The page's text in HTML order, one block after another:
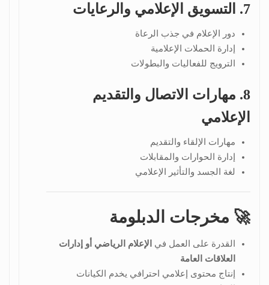
7. التسويق الإعلامي والرعايات
دور الإعلام في جذب الرعاة
إدارة الحملات الإعلامية
الترويج للفعاليات والبطولات
8. مهارات الاتصال والتقديم
الإعلامي
مهارات الإلقاء والتقديم
إدارة الحوارات والمقابلات
لغة الجسد والتأثير الإعلامي
🚀 مخرجات الدبلومة
القدرة على العمل في
الإعلام الرياضي أو إدارات
العلاقات العامة
إنتاج محتوى إعلامي احترافي يخدم الكيانات